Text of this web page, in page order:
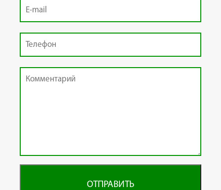
ОТПРАВИТЬ